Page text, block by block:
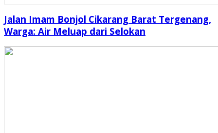
Jalan Imam Bonjol Cikarang Barat Tergenang,
Warga: Air Meluap dari Selokan